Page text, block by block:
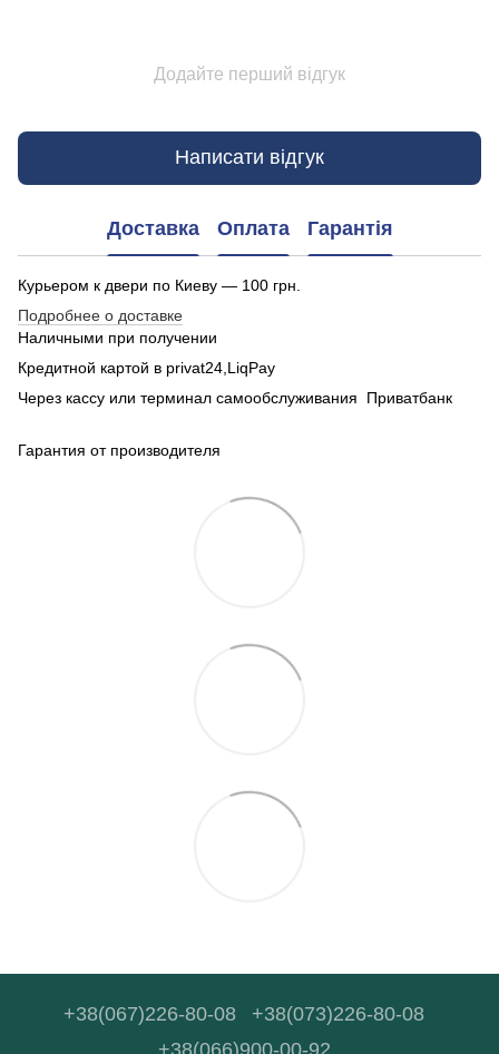
Додайте перший відгук
Написати відгук
Доставка Оплата Гарантія
Курьером к двери по Киеву — 100 грн.
Подробнее о доставке
Наличными при получении
Кредитной картой в privat24,LiqPay
Через кассу или терминал самообслуживания Приватбанк
Гарантия от производителя
+38(067)226-80-08
+38(073)226-80-08
+38(066)900-00-92